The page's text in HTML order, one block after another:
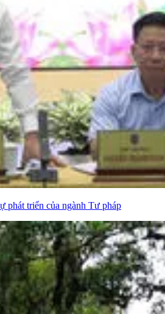
phát triển của ngành Tư pháp